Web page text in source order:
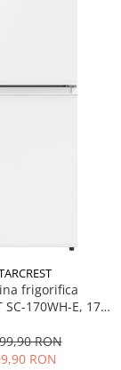
frigorifica
SC-170WH-E, 170
Iluminare
ajustabile, Usi
RON
RON